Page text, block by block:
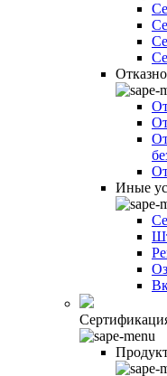
Иные